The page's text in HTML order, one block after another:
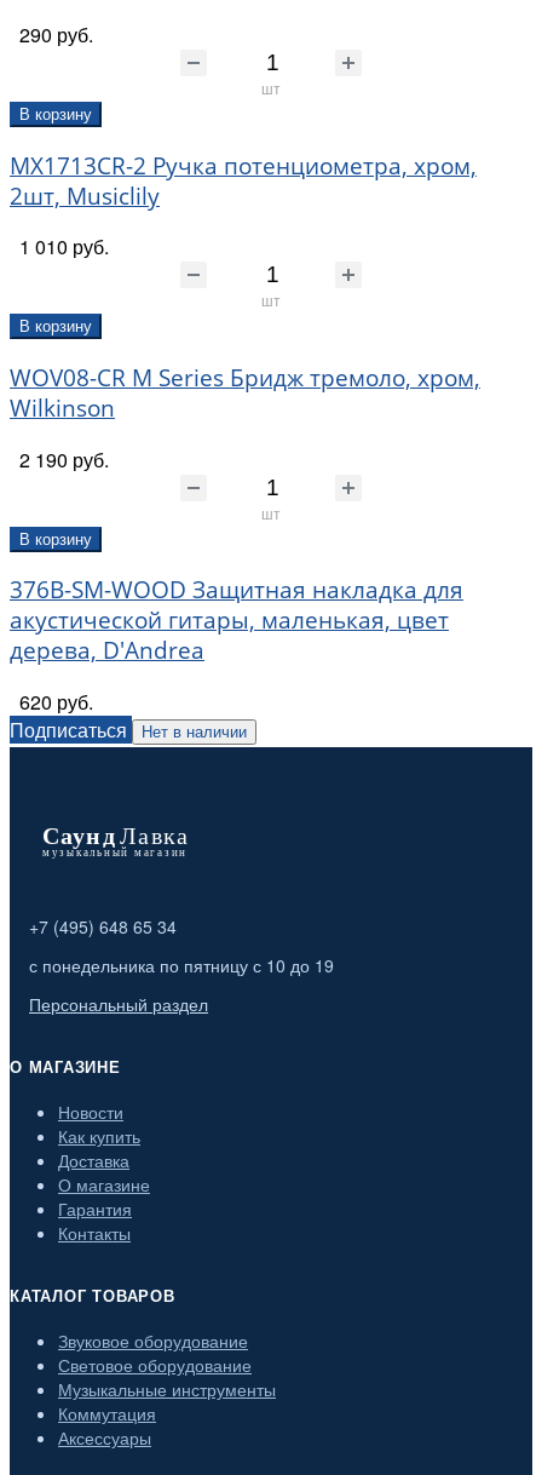
290 руб.
шт
В корзину
MX1713CR-2 Ручка потенциометра, хром,
2шт, Musiclily
1 010 руб.
шт
В корзину
WOV08-CR M Series Бридж тремоло, хром,
Wilkinson
2 190 руб.
шт
В корзину
376B-SM-WOOD Защитная накладка для
акустической гитары, маленькая, цвет
дерева, D'Andrea
620 руб.
Подписаться
Нет в наличии
+7 (495) 648 65 34
с понедельника по пятницу с 10 до 19
Персональный раздел
О МАГАЗИНЕ
Новости
Как купить
Доставка
О магазине
Гарантия
Контакты
КАТАЛОГ ТОВАРОВ
Звуковое оборудование
Световое оборудование
Музыкальные инструменты
Коммутация
Аксессуары